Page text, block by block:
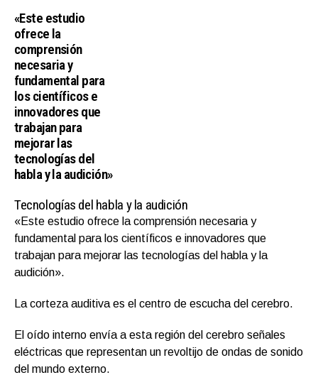
«Este estudio
ofrece la
comprensión
necesaria y
fundamental para
los científicos e
innovadores que
trabajan para
mejorar las
tecnologías del
habla y la audición»
Tecnologías del habla y la audición
«Este estudio ofrece la comprensión necesaria y
fundamental para los científicos e innovadores que
trabajan para mejorar las tecnologías del habla y la
audición».
La corteza auditiva es el centro de escucha del cerebro.
El oído interno envía a esta región del cerebro señales
eléctricas que representan un revoltijo de ondas de sonido
del mundo externo.